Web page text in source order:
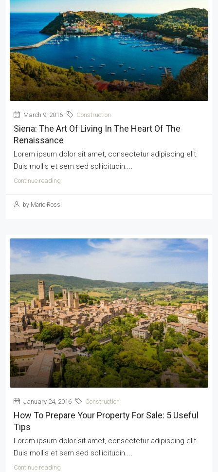
March 9, 2016 Construction
Siena: The Art Of Living In The Heart Of The
Renaissance
Lorem ipsum dolor sit amet, consectetur adipiscing elit.
Duis mollis et sem sed sollicitudin....
Continue reading
by Mario Rossi
January 24, 2016 Construction
How To Prepare Your Property For Sale: 5 Useful
Tips
Lorem ipsum dolor sit amet, consectetur adipiscing elit.
Duis mollis et sem sed sollicitudin....
Continue reading